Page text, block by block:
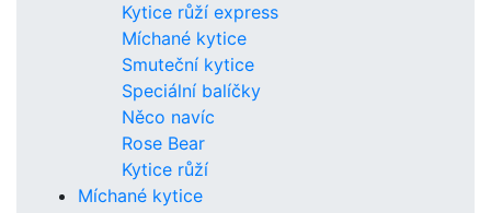
Kytice růží express
Míchané kytice
Smuteční kytice
Speciální balíčky
Něco navíc
Rose Bear
Kytice růží
Míchané kytice